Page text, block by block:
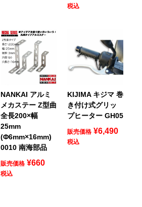
税込
NANKAI アルミ
メカステー Z型曲
全長200×幅
25mm
(Φ6mm×16mm)
0010 南海部品
販売価格 ¥660
税込
KIJIMA キジマ 巻
き付け式グリッ
プヒーター GH05
販売価格 ¥6,490
税込